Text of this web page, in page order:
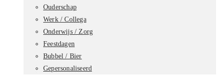
Ouderschap
Werk / Collega
Onderwijs / Zorg
Feestdagen
Bubbel / Bier
Gepersonaliseerd